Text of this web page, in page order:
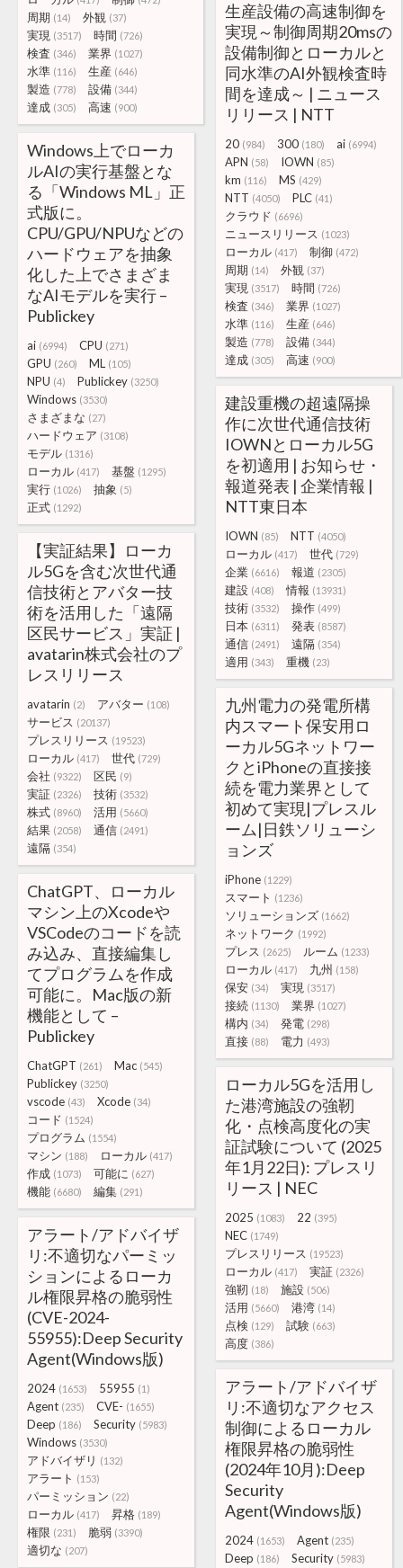
周期 (14) 外観 (37)
実現 (3517) 時間 (726)
検査 (346) 業界 (1027)
水準 (116) 生産 (646)
製造 (778) 設備 (344)
達成 (305) 高速 (900)
生産設備の高速制御を
実現～制御周期20msの
設備制御とローカルと
同水準のAI外観検査時
間を達成～ | ニュース
リリース | NTT
20 (984) 300 (180) ai (6994)
APN (58) IOWN (85)
km (116) MS (429)
NTT (4050) PLC (41)
クラウド (6696)
ニュースリリース (1023)
ローカル (417) 制御 (472)
周期 (14) 外観 (37)
実現 (3517) 時間 (726)
検査 (346) 業界 (1027)
水準 (116) 生産 (646)
製造 (778) 設備 (344)
達成 (305) 高速 (900)
Windows上でローカ
ルAIの実行基盤とな
る「Windows ML」正
式版に。
CPU/GPU/NPUなどの
ハードウェアを抽象
化した上でさまざま
なAIモデルを実行 –
Publickey
ai (6994) CPU (271)
GPU (260) ML (105)
NPU (4) Publickey (3250)
Windows (3530)
さまざまな (27)
ハードウェア (3108)
モデル (1316)
ローカル (417) 基盤 (1295)
実行 (1026) 抽象 (5)
正式 (1292)
建設重機の超遠隔操
作に次世代通信技術
IOWNとローカル5G
を初適用 | お知らせ・
報道発表 | 企業情報 |
NTT東日本
IOWN (85) NTT (4050)
ローカル (417) 世代 (729)
企業 (6616) 報道 (2305)
建設 (408) 情報 (13931)
技術 (3532) 操作 (499)
日本 (6311) 発表 (8587)
通信 (2491) 遠隔 (354)
適用 (343) 重機 (23)
【実証結果】ローカ
ル5Gを含む次世代通
信技術とアバター技
術を活用した「遠隔
区民サービス」実証 |
avatarin株式会社のプ
レスリリース
avatarin (2) アバター (108)
サービス (20137)
プレスリリース (19523)
ローカル (417) 世代 (729)
会社 (9322) 区民 (9)
実証 (2326) 技術 (3532)
株式 (8960) 活用 (5660)
結果 (2058) 通信 (2491)
遠隔 (354)
九州電力の発電所構
内スマート保安用ロ
ーカル5Gネットワー
クとiPhoneの直接接
続を電力業界として
初めて実現|プレスル
ーム|日鉄ソリューシ
ョンズ
iPhone (1229)
スマート (1236)
ソリューションズ (1662)
ネットワーク (1992)
プレス (2625) ルーム (1233)
ローカル (417) 九州 (158)
保安 (34) 実現 (3517)
接続 (1130) 業界 (1027)
構内 (34) 発電 (298)
直接 (88) 電力 (493)
ChatGPT、ローカル
マシン上のXcodeや
VSCodeのコードを読
み込み、直接編集し
てプログラムを作成
可能に。Mac版の新
機能として –
Publickey
ChatGPT (261) Mac (545)
Publickey (3250)
vscode (43) Xcode (34)
コード (1524)
プログラム (1554)
マシン (188) ローカル (417)
作成 (1073) 可能に (627)
機能 (6680) 編集 (291)
ローカル5Gを活用し
た港湾施設の強靭
化・点検高度化の実
証試験について (2025
年1月22日): プレスリ
リース | NEC
2025 (1083) 22 (395)
NEC (1749)
プレスリリース (19523)
ローカル (417) 実証 (2326)
強靭 (18) 施設 (506)
活用 (5660) 港湾 (14)
点検 (129) 試験 (663)
高度 (386)
アラート/アドバイザ
リ:不適切なパーミッ
ションによるローカ
ル権限昇格の脆弱性
(CVE-2024-
55955):Deep Security
Agent(Windows版)
2024 (1653) 55955 (1)
Agent (235) CVE- (1655)
Deep (186) Security (5983)
Windows (3530)
アドバイザリ (132)
アラート (153)
パーミッション (22)
ローカル (417) 昇格 (189)
権限 (231) 脆弱 (3390)
適切な (207)
アラート/アドバイザ
リ:不適切なアクセス
制御によるローカル
権限昇格の脆弱性
(2024年10月):Deep
Security
Agent(Windows版)
2024 (1653) Agent (235)
Deep (186) Security (5983)